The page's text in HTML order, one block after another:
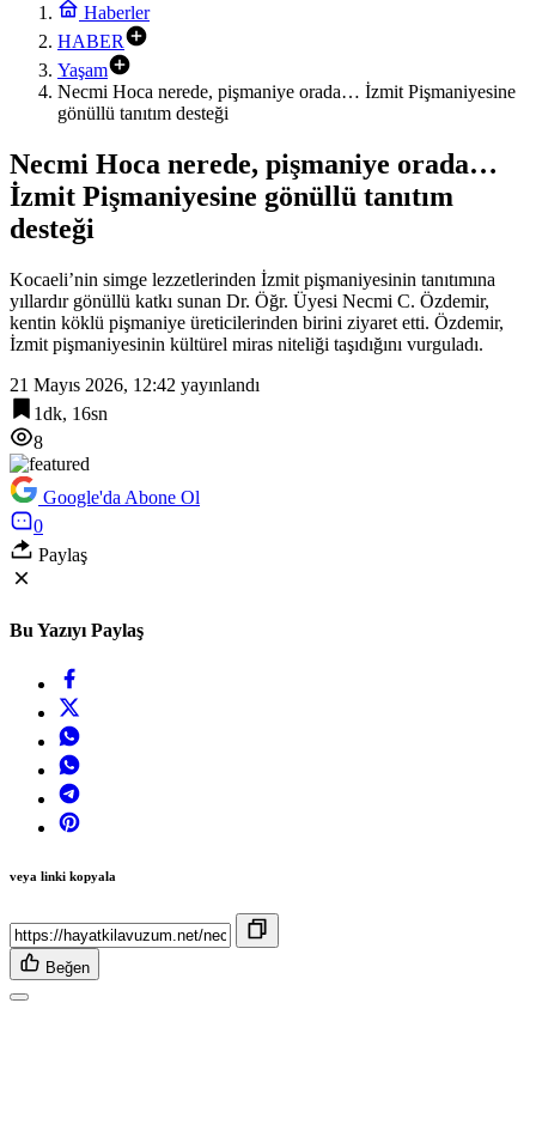
Haberler
HABER
Yaşam
Necmi Hoca nerede, pişmaniye orada… İzmit Pişmaniyesine
gönüllü tanıtım desteği
Necmi Hoca nerede, pişmaniye orada…
İzmit Pişmaniyesine gönüllü tanıtım
desteği
Kocaeli’nin simge lezzetlerinden İzmit pişmaniyesinin tanıtımına
yıllardır gönüllü katkı sunan Dr. Öğr. Üyesi Necmi C. Özdemir,
kentin köklü pişmaniye üreticilerinden birini ziyaret etti. Özdemir,
İzmit pişmaniyesinin kültürel miras niteliği taşıdığını vurguladı.
21 Mayıs 2026, 12:42 yayınlandı
1dk, 16sn
8
Google'da Abone Ol
0
Paylaş
Bu Yazıyı Paylaş
veya linki kopyala
Beğen